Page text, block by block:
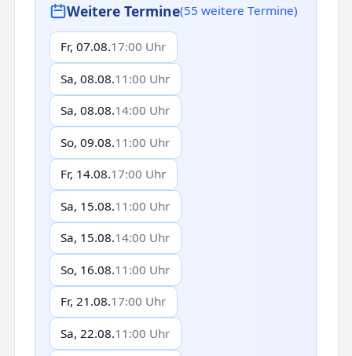
Weitere Termine(55 weitere Termine)
Fr, 07.08.17:00 Uhr
Sa, 08.08.11:00 Uhr
Sa, 08.08.14:00 Uhr
So, 09.08.11:00 Uhr
Fr, 14.08.17:00 Uhr
Sa, 15.08.11:00 Uhr
Sa, 15.08.14:00 Uhr
So, 16.08.11:00 Uhr
Fr, 21.08.17:00 Uhr
Sa, 22.08.11:00 Uhr